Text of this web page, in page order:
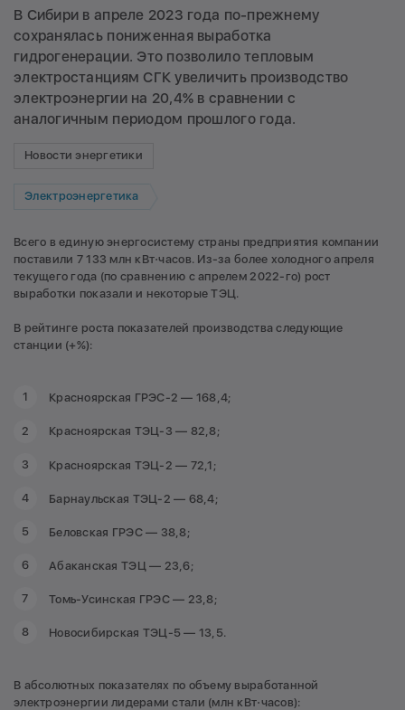
В Сибири в апреле 2023 года по-прежнему
сохранялась пониженная выработка
гидрогенерации. Это позволило тепловым
электростанциям СГК увеличить производство
электроэнергии на 20,4% в сравнении с
аналогичным периодом прошлого года.
Новости энергетики
Электроэнергетика
Всего в единую энергосистему страны предприятия компании
поставили 7 133 млн кВт⋅часов. Из-за более холодного апреля
текущего года (по сравнению с апрелем 2022-го) рост
выработки показали и некоторые ТЭЦ.
В рейтинге роста показателей производства следующие
станции (+%):
Красноярская ГРЭС-2 — 168,4;
Красноярская ТЭЦ-3 — 82,8;
Красноярская ТЭЦ-2 — 72,1;
Барнаульская ТЭЦ-2 — 68,4;
Беловская ГРЭС — 38,8;
Абаканская ТЭЦ — 23,6;
Томь-Усинская ГРЭС — 23,8;
Новосибирская ТЭЦ-5 — 13,5.
В абсолютных показателях по объему выработанной
электроэнергии лидерами стали (млн кВт⋅часов):